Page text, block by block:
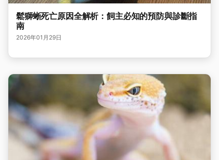
鬆獅蜥死亡原因全解析：飼主必知的預防與診斷指
南
2026年01月29日